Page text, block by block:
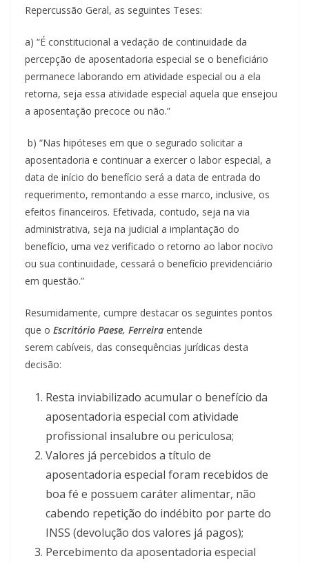
Repercussão Geral, as seguintes Teses:
a) “É constitucional a vedação de continuidade da
percepção de aposentadoria especial se o beneficiário
permanece laborando em atividade especial ou a ela
retorna, seja essa atividade especial aquela que ensejou
a aposentação precoce ou não.”
b) “Nas hipóteses em que o segurado solicitar a
aposentadoria e continuar a exercer o labor especial, a
data de início do benefício será a data de entrada do
requerimento, remontando a esse marco, inclusive, os
efeitos financeiros. Efetivada, contudo, seja na via
administrativa, seja na judicial a implantação do
benefício, uma vez verificado o retorno ao labor nocivo
ou sua continuidade, cessará o benefício previdenciário
em questão.”
Resumidamente, cumpre destacar os seguintes pontos
que o Escritório Paese, Ferreira entende
serem cabíveis, das consequências jurídicas desta
decisão:
Resta inviabilizado acumular o benefício da
aposentadoria especial com atividade
profissional insalubre ou periculosa;
Valores já percebidos a título de
aposentadoria especial foram recebidos de
boa fé e possuem caráter alimentar, não
cabendo repetição do indébito por parte do
INSS (devolução dos valores já pagos);
Percebimento da aposentadoria especial